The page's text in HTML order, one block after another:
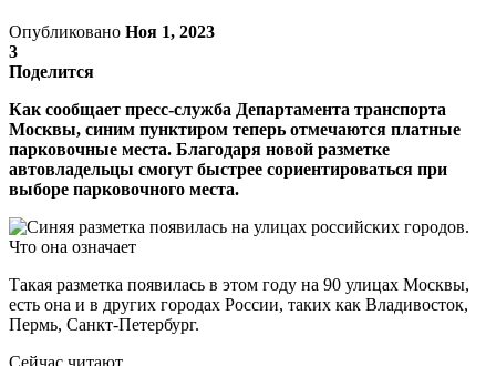
Опубликовано Ноя 1, 2023
3
Поделится
Как сообщает пресс-служба Департамента транспорта
Москвы, синим пунктиром теперь отмечаются платные
парковочные места. Благодаря новой разметке
автовладельцы смогут быстрее сориентироваться при
выборе парковочного места.
Такая разметка появилась в этом году на 90 улицах Москвы,
есть она и в других городах России, таких как Владивосток,
Пермь, Санкт-Петербург.
Сейчас читают